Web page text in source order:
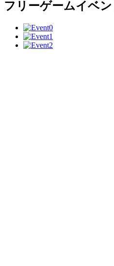
フリーゲームイベン